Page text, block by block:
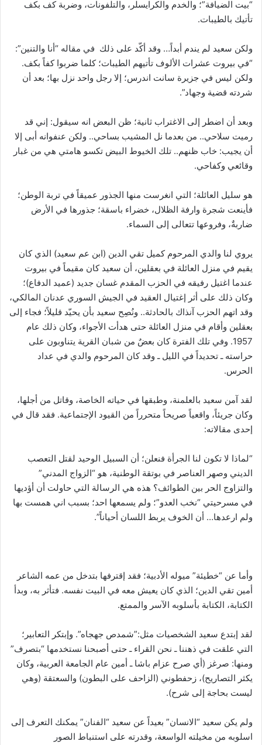
“بيت الضيافة”؛ والخدم والكرايسلر، والتلفونات، وضربة كف بكف
تأتيك بالطيبات.
ولكن سعيد لم يندم أبداً… وقد أكّد على ذلك في مقاله “أنا والتنين”:
“في بيروت عشرات الألوف تأتيهم الطيبات؛ كلما ضربوا كفاً بكف.
ولكن ليس في جزيرة سانت اندرس؛ إلا رجل واحد نزل بها؛ بعد أن
شردته قضية وجهاد”.
وبعد أن اضطر إلى الاغتراب ثانية؛ ظن البعض انه سيقول: إني قد
رميت سلاحي.. من بعدما نل المشيب بساحي.. ولكن عنفوانه أبى إلا
أن يجيب: خاب ظنهم.. تلك الخيوط البيض تكسو هامتي هي من غبار
وقائعي وكفاحي.
هو سليل العائلة؛ التي انغرست منها الجذور عميقاً في تربة الوطن؛
فأينعت شجرة وارفة الظلال، خضراء باسقة؛ جذورها في الأرض
ضاربةٌ، وفروعها تتعالى إلى السماء.
يروي لنا والدي المرحوم كميل تقي الدين (ابن عم سعيد) الذي كان
يقيم في منزل العائلة في بعقلين، أن سعيد كان مقيماً في بيروت
عندما اغتيل رفيقه في الحزب المقدم غسان جديد (عميد الدفاع)؛
وكان ذلك على أثر إغتيال العقيد في الجيش السوري عدنان المالكي،
وقد اتهم الحزب آنذاك بالحادثة.. ونُصِح سعيد بأن يحيّد قليلاً؛ فجاء إلى
بعقلين وأقام في منزل العائلة حتى هدأت الأجواء، وكان ذلك عام
1957. وفي تلك الفترة كان بعضٌ من شبان القرية يتناوبون على
حراسته ـ تحديداً في الليل ـ وقد كان المرحوم والدي في عداد
الحرس.
لقد آمن سعيد بالعلمنة، وطبقها في حياته الخاصة، وقاتل من أجلها،
وكان جريئاً، واقعياً صريحاً متحرراً من القيود الإجتماعية. فقد قال في
إحدى مقالاته:
“لماذا لا تكون لنا الجرأة فنعلن؛ أن السبيل الوحيد لقتل التعصب
الديني وصهر العناصر في بوتقة الوطنية، هو “الزواج المدني”
والتزاوج الحر بين الطوائف؟ هذه هي الرسالة التي حاولت أن أؤديها
في مسرحيتي “نخب العدو”؛ ولم يسمعها احد؛ بسبب اني همست بها
ولم ارعدها… أن الخوف يربط اللسان أحياناً”.
وأما عن “خطيئة” ميوله الأدبية؛ فقد إقترفها بتدخل من عمه الشاعر
أمين تقي الدين؛ الذي كان يعيش معه في البيت نفسه. فتأثر به، وبدأ
الكتابة، الكتابة بأسلوبه الآسر والممتع.
لقد إبتدع سعيد الشخصيات مثل:”شمدص جهجاه”. وإبتكر التعابير؛
التي علقت في ذهننا ـ نحن القراء ـ حتى أصبحنا نستخدمها “بتصرف”
ومنها: صرغز (أي صرح عزام باشا ـ أمين عام الجامعة العربية، وكان
يكثر التصاريح)، زحفطوني (الزاحف على البطون) والسعتقة (وهي
ليست بحاجة إلى شرح).
ولم يكن سعيد “الانسان” بعيداً عن سعيد “الفنان” يمكنك التعرف إلى
اسلوبه من مخيلته الواسعة، وقدرته على استنباط الصور